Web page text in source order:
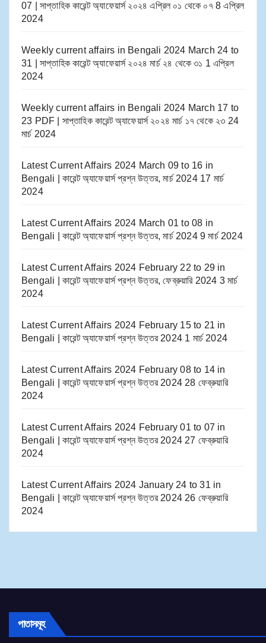
07 | সাপ্তাহিক কারেন্ট অ্যাফেয়ার্স ২০২৪ এপ্রিল ০১ থেকে ০৭ 8 এপ্রিল
2024
Weekly current affairs in Bengali 2024 March 24 to
31 | সাপ্তাহিক কারেন্ট অ্যাফেয়ার্স ২০২৪ মার্চ ২৪ থেকে ৩১ 1 এপ্রিল
2024
Weekly current affairs in Bengali 2024 March 17 to
23 PDF | সাপ্তাহিক কারেন্ট অ্যাফেয়ার্স ২০২৪ মার্চ ১৭ থেকে ২৩ 24
মার্চ 2024
Latest Current Affairs 2024 March 09 to 16​ in
Bengali | কারেন্ট অ্যাফেয়ার্স প্রশ্ন উত্তর, মার্চ 2024 17 মার্চ
2024
Latest Current Affairs 2024 March 01 to 08​ in
Bengali | কারেন্ট অ্যাফেয়ার্স প্রশ্ন উত্তর, মার্চ 2024 9 মার্চ 2024
Latest Current Affairs 2024 February 22 to 29​ in
Bengali | কারেন্ট অ্যাফেয়ার্স প্রশ্ন উত্তর, ফেব্রুয়ারি 2024 3 মার্চ
2024
Latest Current Affairs 2024 February 15 to 21​ in
Bengali | কারেন্ট অ্যাফেয়ার্স প্রশ্ন উত্তর 2024 1 মার্চ 2024
Latest Current Affairs 2024 February 08 to 14​ in
Bengali | কারেন্ট অ্যাফেয়ার্স প্রশ্ন উত্তর 2024 28 ফেব্রুয়ারি
2024
Latest Current Affairs 2024 February 01 to 07​ in
Bengali | কারেন্ট অ্যাফেয়ার্স প্রশ্ন উত্তর 2024 27 ফেব্রুয়ারি
2024
Latest Current Affairs 2024 January 24 to 31​ in
Bengali | কারেন্ট অ্যাফেয়ার্স প্রশ্ন উত্তর 2024 26 ফেব্রুয়ারি
2024
পাতাসমূহ